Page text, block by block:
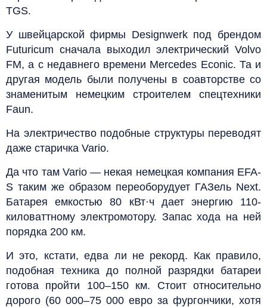
TGS.
У швейцарской фирмы Designwerk под брендом
Futuricum сначала выходил электрический Volvo
FM, а с недавнего времени Mercedes Econic. Та и
другая модель были получены в соавторстве со
знаменитым немецким строителем спецтехники
Faun.
На электричество подобные структуры переводят
даже старичка Vario.
Да что там Vario — некая немецкая компания EFA-
S таким же образом переоборудует ГАЗель Next.
Батарея емкостью 80 кВт·ч дает энергию 110-
киловаттному электромотору. Запас хода на ней
порядка 200 км.
И это, кстати, едва ли не рекорд. Как правило,
подобная техника до полной разрядки батареи
готова пройти 100–150 км. Стоит относительно
дорого (60 000–75 000 евро за фургончики, хотя